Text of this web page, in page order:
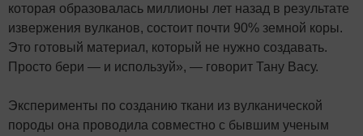
которая образовалась миллионы лет назад в результате
извержения вулканов, состоит почти 90% земной коры.
Это готовый материал, который не нужно создавать.
Просто бери — и используй», — говорит Тану Васу.
Эксперименты по созданию ткани из вулканической
породы она проводила совместно с бывшим ученым